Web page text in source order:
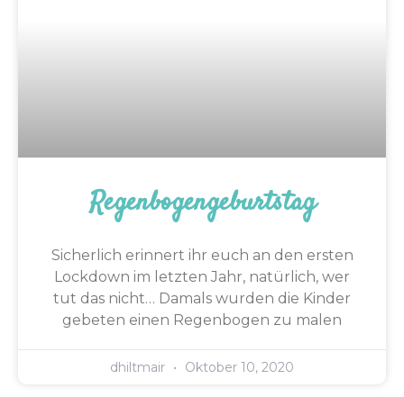
Regenbogengeburtstag
Sicherlich erinnert ihr euch an den ersten
Lockdown im letzten Jahr, natürlich, wer
tut das nicht… Damals wurden die Kinder
gebeten einen Regenbogen zu malen
dhiltmair Oktober 10, 2020